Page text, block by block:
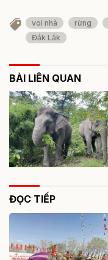
voi nhà rừng
Đắk Lắk
BÀI LIÊN QUAN
ĐỌC TIẾP